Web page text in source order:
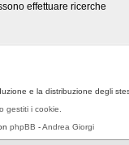
effettuare ricerche
e la distribuzione degli
gestiti i cookie.
phpBB -Andrea Giorgi